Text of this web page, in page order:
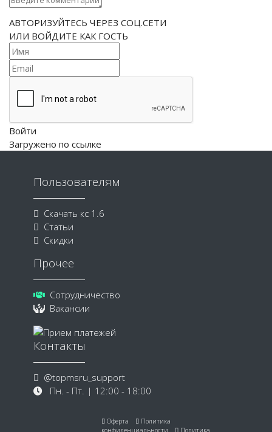
АВТОРИЗУЙТЕСЬ ЧЕРЕЗ СОЦ.СЕТИ
ИЛИ ВОЙДИТЕ КАК ГОСТЬ
Войти
Загружено по ссылке
Пользователям
Скачать кс 1.6
Статьи
Скидки
Прочее
Сотрудничество
Вакансии
Контакты
@topmsru_support
Пн. - Пт. | 12:00 - 18:00
Оферта
Политика
конфиденциальности
Политика